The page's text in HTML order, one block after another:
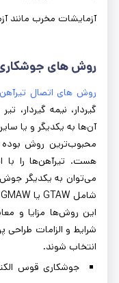
آزمایشات مخرب
روش‌ های جوشکاری
روش‌ های اتصال تیرآهن‌
گیردار، نیمه
آن‌ها به یکدیگر و یا
محبوب‌ترین روش بوده
هست. تیرآهن‌ها را با
می‌توان به یکدیگر
این روش‌ها مزایا و
شرایط و الزامات
انتخاب شوند.